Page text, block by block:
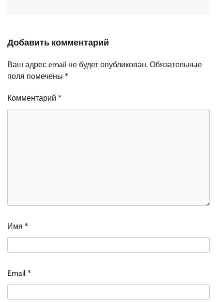
Добавить комментарий
Ваш адрес email не будет опубликован. Обязательные
поля помечены *
Комментарий *
Имя *
Email *